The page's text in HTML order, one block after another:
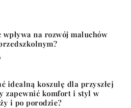
wpływa na rozwój maluchów
idealną koszulę dla przyszłej
zapewnić komfort i styl w
i po porodzie?